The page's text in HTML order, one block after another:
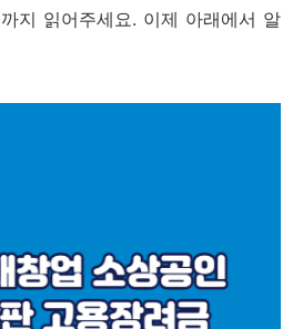
지 읽어주세요. 이제 아래에서 알